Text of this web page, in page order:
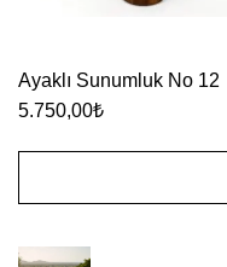
Ayaklı Sunumluk No 12
5.750,00₺